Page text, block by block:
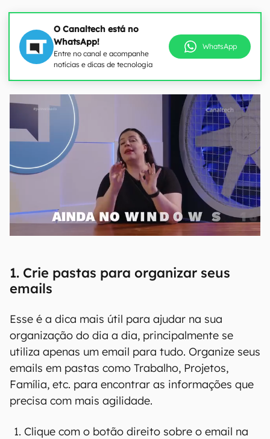
O Canaltech está no
WhatsApp!
Entre no canal e acompanhe
notícias e dicas de tecnologia
WhatsApp
1. Crie pastas para organizar seus
emails
Esse é a dica mais útil para ajudar na sua
organização do dia a dia, principalmente se
utiliza apenas um email para tudo. Organize seus
emails em pastas como Trabalho, Projetos,
Família, etc. para encontrar as informações que
precisa com mais agilidade.
Clique com o botão direito sobre o email na